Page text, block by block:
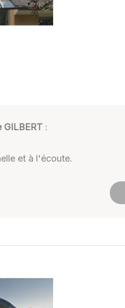
GILBERT :
et à l'écoute.